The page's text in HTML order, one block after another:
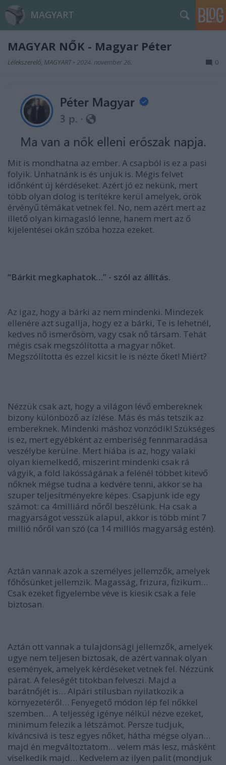
MAGYART
MAGYAR NŐK - Magyar Péter
Lélekszerelő, MAGYART • 2024. november 26. 0
Mit is mondhatna az ember. A csapból is ez a pasi
folyik. Unhatnánk is és unjuk is. Mégis felvet
időnként új kérdéseket. Azért jó ez nekünk, mert
több olyan dolog is terítékre kerül amelyek, örök
érvényű témákat vetnek fel. No, nem azért mert az
illető olyan kimagasló lenne, hanem mert az ő
kijelentései okán szóba hozza ezeket.
“Bárkit megkaphatok…” - szól az állítás.
Az igaz, hogy a bárki az nem mindenki. Mindezek
ellenére azt sugallja, hogy ez a bárki, Te is lehetnél,
kedves nő ismerősöm, vagy csak nő társam. Tehát
mégis csak megszólította a magyar nőket.
Megszólította és ezzel kicsit le is nézte őket! Miért?
Nézzük csak azt, hogy a világon lévő embereknek
bizony különböző az ízlése. Más és más tetszik az
embereknek. Mindenki máshoz vonzódik! Szükséges
is ez, mert egyébként az emberiség fennmaradása
veszélybe kerülne. Mert hiába is az, hogy valaki
olyan kiemelkedő, miszerint mindenki csak rá
vágyik, a föld lakósságának a felénél többet kitevő
nőknek mégse tudna a kedvére tenni, akkor se ha
szuper teljesítményekre képes. Csapjunk ide egy
számot: ca 4milliárd nőről beszélünk. Ha csak a
magyarságot vesszük alapul, akkor is több mint 7
millió nőről van szó (ca 14 milliós magyarság estén).
Aztán vannak azok a személyes jellemzők, amelyek
főhősünket jellemzik. Magasság, frizura, fizikum…
Csak ezeket figyelembe véve is kiesik csak a fele
biztosan.
Aztán ott vannak a tulajdonsági jellemzők, amelyek
ugye nem teljesen biztosak, de azért vannak olyan
események, amelyek kérdéseket vetnek fel. Nézzünk
párat. A feleségét titokban felveszi. Majd a
barátnőjét is… Alpári stílusban nyilatkozik a
környezetéről… Fenyegető módon lép fel nőkkel
szemben… A teljesség igénye nélkül nézve ezeket,
minimum felezik a létszámot. Persze tudjuk,
kíváncsivá is tesz egyes nőket, hátha mégse olyan…
majd én megváltoztatom… velem más lesz, másként
viselkedik majd… Kedvelem az ilyen palit (mondjuk